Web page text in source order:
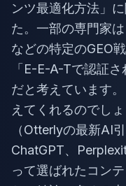
ンツ最適化方法」
た。一部の専門家
などの特定のGEO
「E-E-A-Tで認証
だと考えています
えてくれるのでし
（Otterlyの最新AI
ChatGPT、
って選ばれたコン